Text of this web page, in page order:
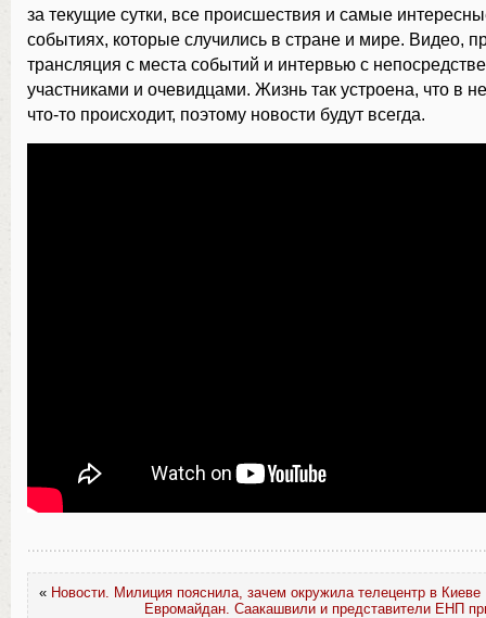
за текущие сутки, все происшествия и самые
событиях, которые случились в стране и мире. Видео,
трансляция с места событий и интервью с
участниками и очевидцами. Жизнь так устроена, что в
что-то происходит, поэтому новости будут всегда.
« Новости. Милиция пояснила, зачем окружила телецентр в Киеве
Евромайдан. Саакашвили и представители ЕНП